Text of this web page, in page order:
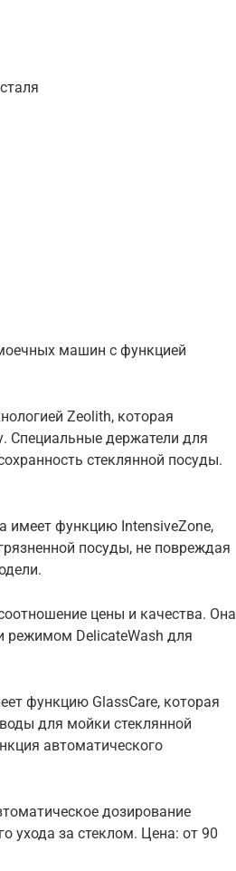
машин с функцией
Zeolith, которая
Специальные держатели для
стеклянной посуды.
имеет функцию IntensiveZone,
посуды, не повреждая
цены и качества. Она
режимом DelicateWash для
функцию GlassCare, которая
для мойки стеклянной
автоматического
дозирование
ухода за стеклом. Цена: от 90